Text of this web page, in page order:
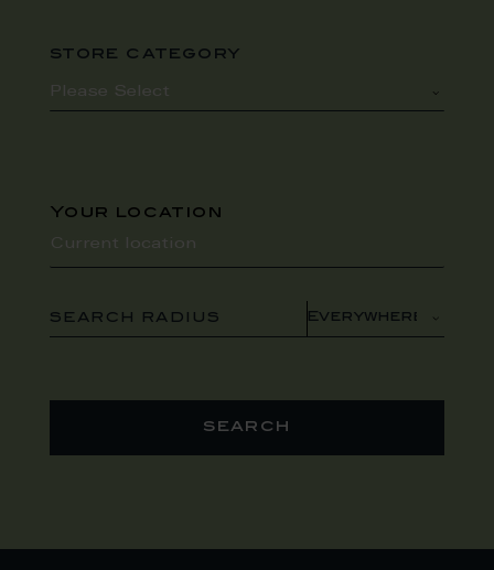
store category
Your location
SEARCH RADIUS
search